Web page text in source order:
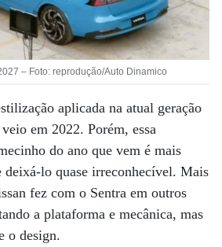
– Foto: reprodução/Auto Dinamico
aplicada na atual geração
em 2022. Porém, essa
do ano que vem é mais
deixá-lo quase irreconhecível. Mais
fez com o Sentra em outros
a plataforma e mecânica, mas
o design.